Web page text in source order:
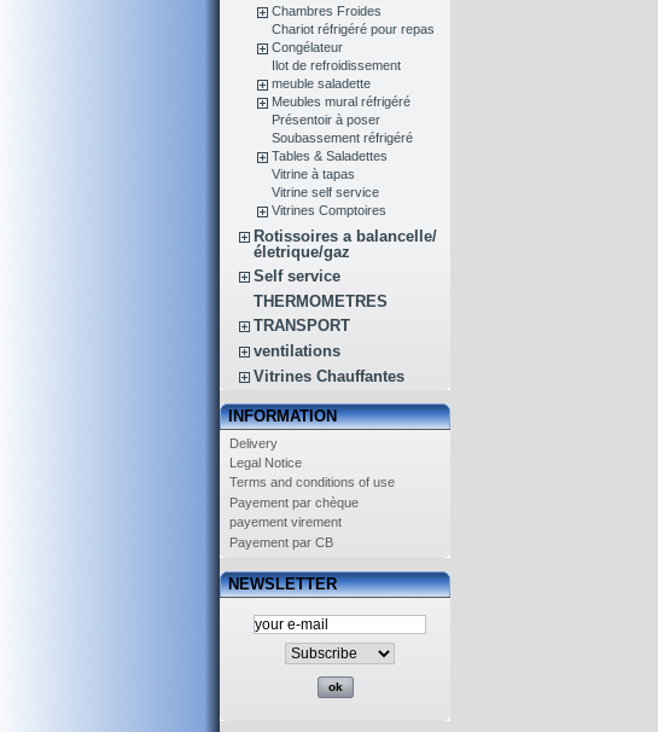
Chambres Froides
Chariot réfrigéré pour repas
Congélateur
Ilot de refroidissement
meuble saladette
Meubles mural réfrigéré
Présentoir à poser
Soubassement réfrigéré
Tables & Saladettes
Vitrine à tapas
Vitrine self service
Vitrines Comptoires
Rotissoires a balancelle/
életrique/gaz
Self service
THERMOMETRES
TRANSPORT
ventilations
Vitrines Chauffantes
INFORMATION
Delivery
Legal Notice
Terms and conditions of use
Payement par chèque
payement virement
Payement par CB
NEWSLETTER